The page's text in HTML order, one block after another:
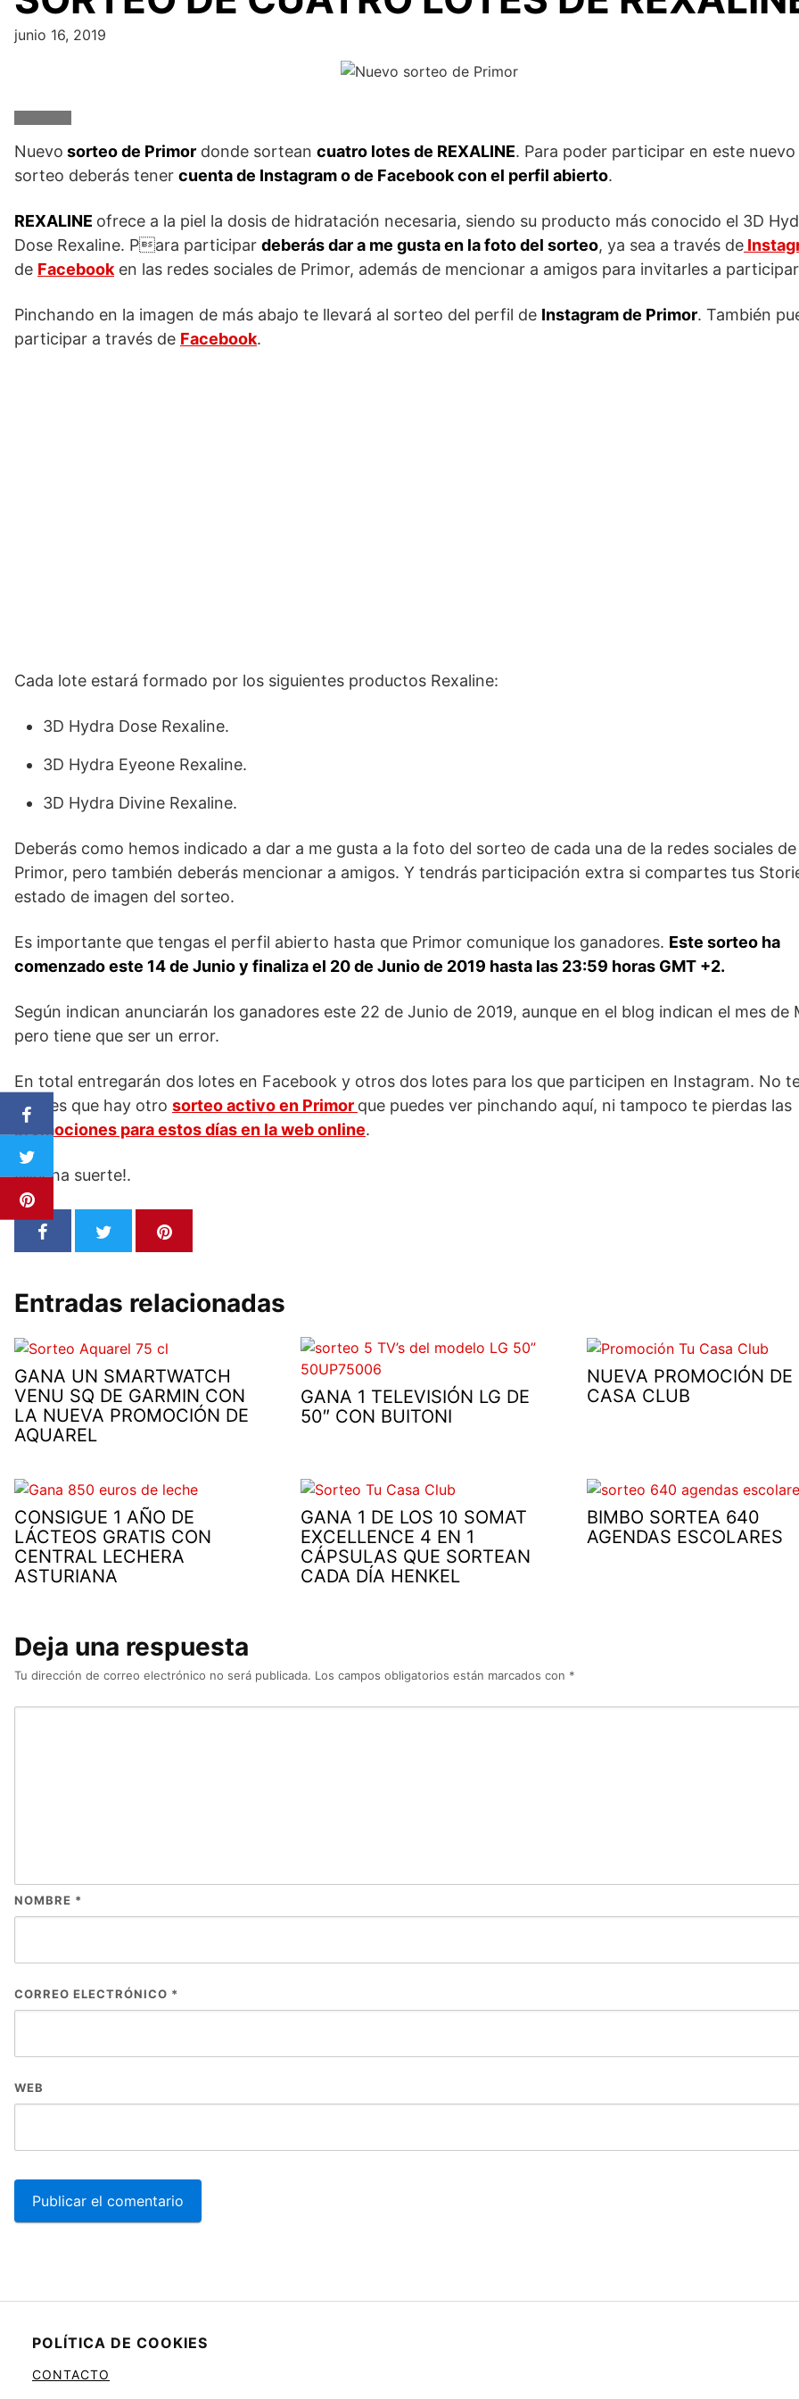
junio 16, 2019
Nuevo sorteo de Primor donde sortean cuatro lotes de REXALINE. Para poder participar en este nuevo
sorteo deberás tener cuenta de Instagram o de Facebook con el perfil abierto.
REXALINE ofrece a la piel la dosis de hidratación necesaria, siendo su producto más conocido el 3D
Dose Rexaline. Para participar deberás dar a me gusta en la foto del sorteo, ya sea a través de
de Facebooken las redes sociales de Primor, además de mencionar a amigos para invitarles a
Pinchando en la imagen de más abajo te llevará al sorteo del perfil de Instagram de Primor. También
participar a través de Facebook.
Cada lote estará formado por los siguientes productos Rexaline:
3D Hydra Dose Rexaline.
3D Hydra Eyeone Rexaline.
3D Hydra Divine Rexaline.
Deberás como hemos indicado a dar a me gusta a la foto del sorteo de cada una de la redes sociales de
Primor, pero también deberás mencionar a amigos. Y tendrás participación extra si compartes tus
estado de imagen del sorteo.
Es importante que tengas el perfil abierto hasta que Primor comunique los ganadores. Este sorteo ha
comenzado este 14 de Junio y finaliza el 20 de Junio de 2019 hasta las 23:59 horas GMT +2.
Según indican anunciarán los ganadores este 22 de Junio de 2019, aunque en el blog indican el mes de
pero tiene que ser un error.
En total entregarán dos lotes en Facebook y otros dos lotes para los que participen en Instagram. No
olvides que hay otro sorteo activo en Primor que puedes ver pinchando aquí, ni tampoco te pierdas las
promociones para estos días en la web online.
¡Mucha suerte!.
Entradas relacionadas
GANA UN SMARTWATCH
VENU SQ DE GARMIN CON
LA NUEVA PROMOCIÓN DE
AQUAREL
GANA 1 TELEVISIÓN LG DE
50″ CON BUITONI
NUEVA PROMOCIÓN DE
CASA CLUB
CONSIGUE 1 AÑO DE
LÁCTEOS GRATIS CON
CENTRAL LECHERA
ASTURIANA
GANA 1 DE LOS 10 SOMAT
EXCELLENCE 4 EN 1
CÁPSULAS QUE SORTEAN
CADA DÍA HENKEL
BIMBO SORTEA 640
AGENDAS ESCOLARES
Deja una respuesta
Tu dirección de correo electrónico no será publicada. Los campos obligatorios están marcados con *
NOMBRE *
CORREO ELECTRÓNICO *
WEB
POLÍTICA DE COOKIES
CONTACTO